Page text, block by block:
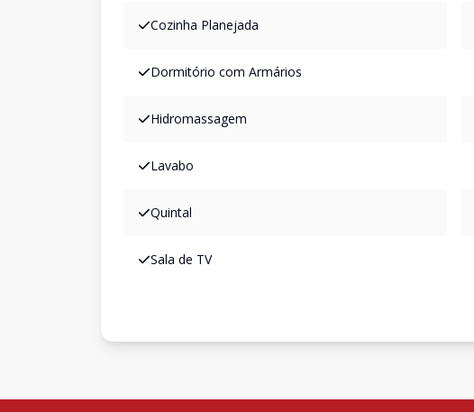
Cozinha Planejada
Dormitório com Armários
Hidromassagem
Lavabo
Quintal
Sala de TV